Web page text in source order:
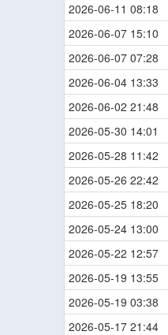
2026-06-11 08:18
2026-06-07 15:10
2026-06-07 07:28
2026-06-04 13:33
2026-06-02 21:48
2026-05-30 14:01
2026-05-28 11:42
2026-05-26 22:42
2026-05-25 18:20
2026-05-24 13:00
2026-05-22 12:57
2026-05-19 13:55
2026-05-19 03:38
2026-05-17 21:44